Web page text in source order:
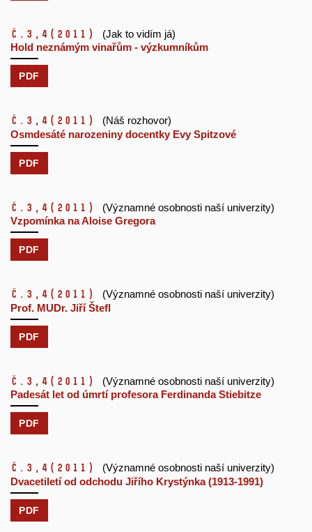
č.3,4 (2011)
(Jak to vidím já)
Hold neznámým vinařům - výzkumníkům
PDF
č.3,4 (2011)
(Náš rozhovor)
Osmdesáté narozeniny docentky Evy Spitzové
PDF
č.3,4 (2011)
(Významné osobnosti naší univerzity)
Vzpomínka na Aloise Gregora
PDF
č.3,4 (2011)
(Významné osobnosti naší univerzity)
Prof. MUDr. Jiří Štefl
PDF
č.3,4 (2011)
(Významné osobnosti naší univerzity)
Padesát let od úmrtí profesora Ferdinanda Stiebitze
PDF
č.3,4 (2011)
(Významné osobnosti naší univerzity)
Dvacetiletí od odchodu Jiřího Krystýnka (1913-1991)
PDF